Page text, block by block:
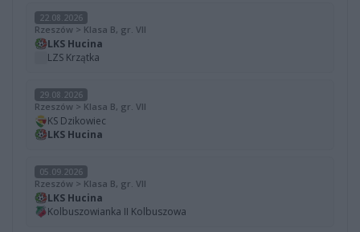
22.08.2026
Rzeszów > Klasa B, gr. VII
LKS Hucina
LZS Krzątka
29.08.2026
Rzeszów > Klasa B, gr. VII
KS Dzikowiec
LKS Hucina
05.09.2026
Rzeszów > Klasa B, gr. VII
LKS Hucina
Kolbuszowianka II Kolbuszowa